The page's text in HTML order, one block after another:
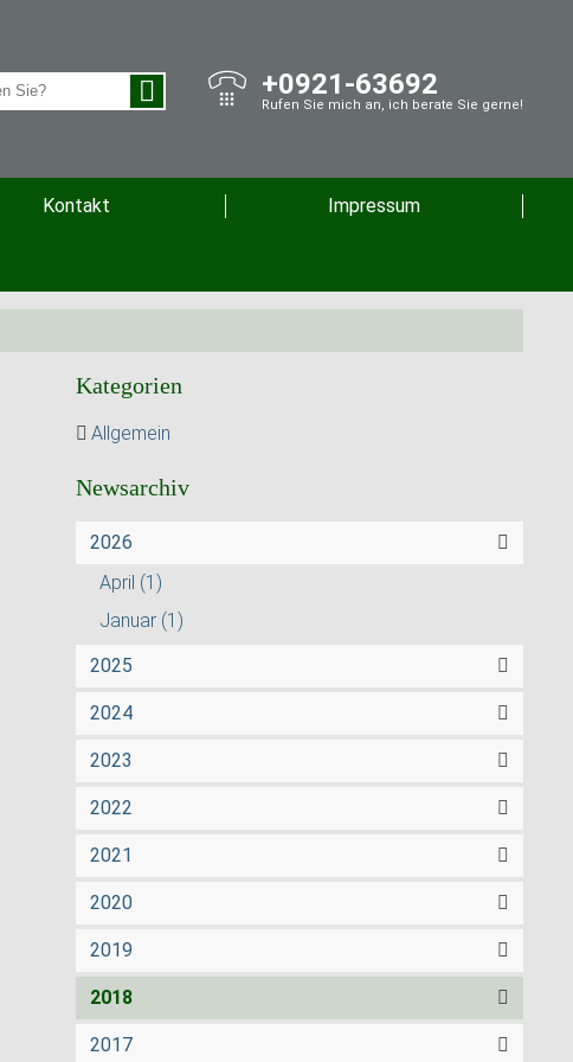
+0921-63692
Rufen Sie mich an, ich berate Sie gerne!
Kontakt Impressum
Kategorien
Allgemein
Newsarchiv
2026
April (1)
Januar (1)
2025
2024
2023
2022
2021
2020
2019
2018
2017